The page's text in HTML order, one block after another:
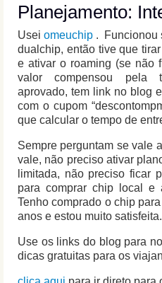
Planejamento:
Usei omeuchip . Funcionou
dualchip, então tive que
e ativar o roaming (se não
valor compensou pela
aprovado, tem link no blog
com o cupom
que calcular o tempo de
Sempre perguntam se vale
vale, não preciso ativar
limitada, não preciso ficar
para comprar chip local e
Tenho comprado o chip
anos e estou muito satisfeita.
Use os links do blog para
dicas gratuitas para os